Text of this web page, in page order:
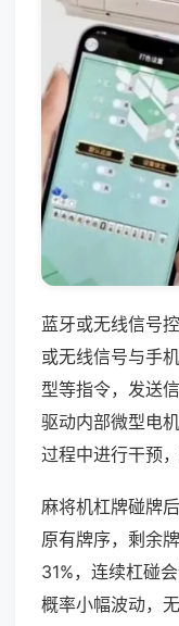
蓝牙或无线信号
或无线信号与手
型等指令，发送
驱动内部微型电
过程中进行干预
麻将机杠牌碰牌
原有牌序，剩余
31%，连续杠碰
概率小幅波动，